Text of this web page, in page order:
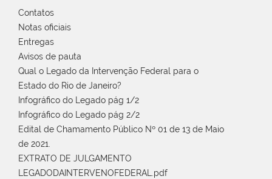
Contatos
Notas oficiais
Entregas
Avisos de pauta
Qual o Legado da Intervenção Federal para o
Estado do Rio de Janeiro?
Infográfico do Legado pág 1/2
Infográfico do Legado pág 2/2
Edital de Chamamento Público Nº 01 de 13 de Maio
de 2021.
EXTRATO DE JULGAMENTO
LEGADODAINTERVENOFEDERAL.pdf